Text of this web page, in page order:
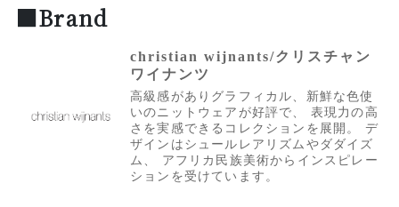
■Brand
christian wijnants/クリスチャン
ワイナンツ
高級感がありグラフィカル、新鮮な色使
いのニットウェアが好評で、 表現力の高
さを実感できるコレクションを展開。 デ
ザインはシュールレアリズムやダダイズ
ム、 アフリカ民族美術からインスピレー
ションを受けています。